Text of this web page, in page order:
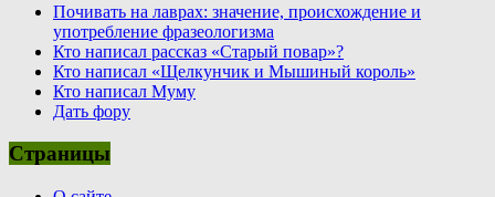
Почивать на лаврах: значение, происхождение и
употребление фразеологизма
Кто написал рассказ «Старый повар»?
Кто написал «Щелкунчик и Мышиный король»
Кто написал Муму
Дать фору
Страницы